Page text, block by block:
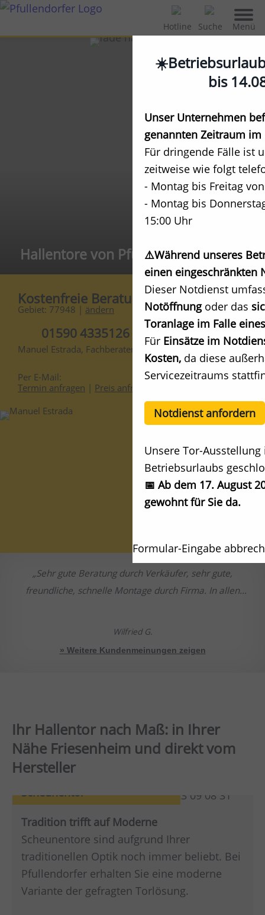
Hotline Suche Menü
Hallentore von Pfullendorfer
Kostenfreie Beratung
Gebiet: 77948 | ändern
01590 4335126
Manuel Estrada, Fachberater
Per E-Mail:
Termin anfragen | Preis anfragen
Sehr gute Beratung durch Verkäufer, sehr gute,
freundliche, schnelle Montage durch Firma. In allen
Wilfried G.
» Weitere Kundenmeinungen zeigen
Ihr Hallentor nach Maß: in Ihrer
Nähe Friesenheim und direkt vom
Hersteller
Scheunentor
Tradition trifft auf Moderne
Scheunentore sind aufgrund Ihrer
traditionellen Optik noch immer beliebt. Bei
Pfullendorfer erhalten Sie eine moderne
Variante der gefragten Torlösung.
bis
Unser Unternehmen
genannten Zeitraum
Für dringende Fälle ist
zeitweise wie folgt
- Montag bis Freitag
- Montag bis
15:00 Uhr
⚠️Während unseres
einen eingeschränkten
Dieser Notdienst
Notöffnung oder das
Toranlage im Falle
Für Einsätze im
Kosten, da diese
Servicezeitraums
Notdienst anfordern
Unsere Tor-
Betriebsurlaubs
📅 Ab dem 17. August
gewohnt für Sie da.
Formular-Eingabe